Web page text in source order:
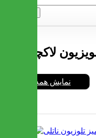
لاکچری
نمایش همه